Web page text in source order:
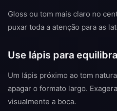
Gloss ou tom mais claro no
puxar toda a atenção para as
Use lápis para
Um lápis próximo ao tom
apagar o formato largo.
visualmente a boca.